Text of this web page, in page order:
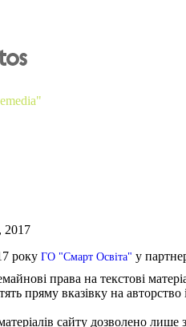
2017
року ГО "Смарт Освіта" у
права на текстові
пряму вказівку на
сайту дозволено